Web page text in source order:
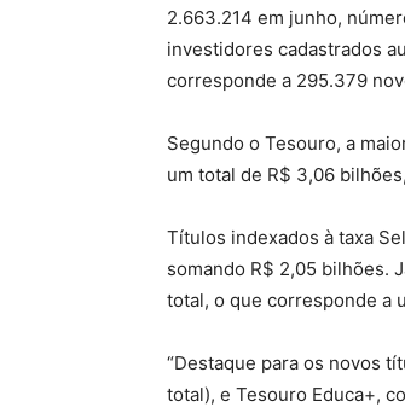
2.663.214 em junho,
investidores cadastrados
corresponde a 295.379
Segundo o Tesouro, a
um total de R$ 3,06
Títulos indexados à taxa
somando R$ 2,05 bilhões.
total, o que corresponde a
“Destaque para os novos
total), e Tesouro Educa+,